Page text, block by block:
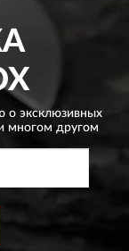
о эксклюзивных
многом другом